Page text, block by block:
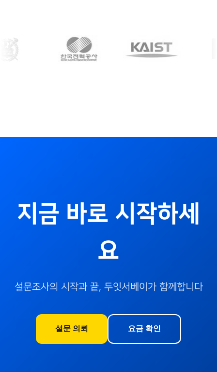
지금 바로 시작하세
요
설문조사의 시작과 끝, 두잇서베이가 함께합니다
설문 의뢰 요금 확인